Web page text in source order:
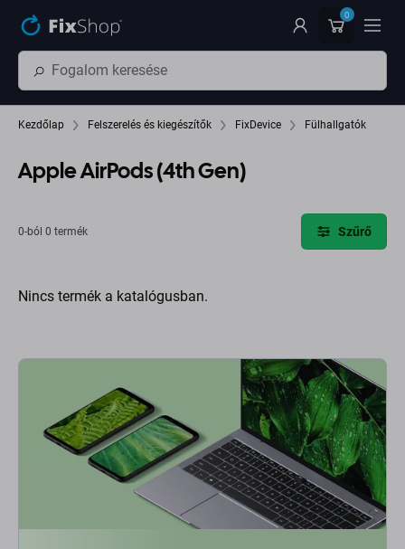
0
Kezdőlap Felszerelés és kiegészítők FixDevice Fülhallgatók
Apple AirPods (4th Gen)
0-ból 0 termék Szűrő
Nincs termék a katalógusban.